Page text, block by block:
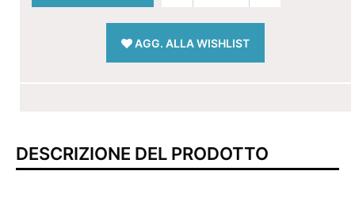
AGG. ALLA WISHLIST
DESCRIZIONE DEL PRODOTTO